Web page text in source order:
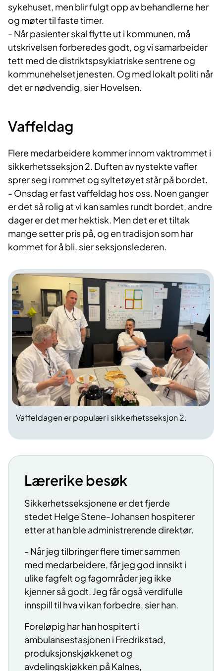
sykehuset, men blir fulgt opp av behandlerne her
og møter til faste timer.
- Når pasienter skal flytte ut i kommunen, må
utskrivelsen forberedes godt, og vi samarbeider
tett med de distriktspsykiatriske sentrene og
kommunehelsetjenesten. Og med lokalt politi når
det er nødvendig, sier Hovelsen.
Vaffeldag
Flere medarbeidere kommer innom vaktrommet i
sikkerhetsseksjon 2. Duften av nystekte vafler
sprer seg i rommet og syltetøyet står på bordet.
- Onsdag er fast vaffeldag hos oss. Noen ganger
er det så rolig at vi kan samles rundt bordet, andre
dager er det mer hektisk. Men det er et tiltak
mange setter pris på, og en tradisjon som har
kommet for å bli, sier seksjonslederen.
Vaffeldagen er populær i sikkerhetsseksjon 2.
Lærerike besøk
Sikkerhetsseksjonene er det fjerde
stedet Helge Stene-Johansen hospiterer
etter at han ble administrerende direktør.
- Når jeg tilbringer flere timer sammen
med medarbeidere, får jeg god innsikt i
ulike fagfelt og fagområder jeg ikke
kjenner så godt. Jeg får også verdifulle
innspill til hva vi kan forbedre, sier han.
Foreløpig har han hospitert i
ambulansestasjonen i Fredrikstad,
produksjonskjøkkenet og
avdelingskjøkken på Kalnes,